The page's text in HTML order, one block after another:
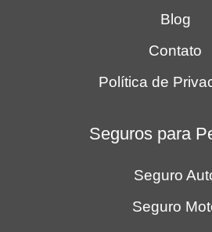
Blog
Contato
Política de
Seguros para
Seguro
Seguro